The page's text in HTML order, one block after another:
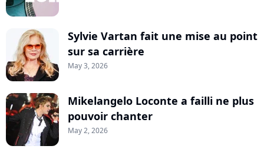
Sylvie Vartan fait une mise au point
sur sa carrière
May 3, 2026
Mikelangelo Loconte a failli ne plus
pouvoir chanter
May 2, 2026